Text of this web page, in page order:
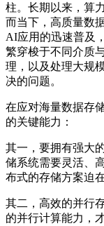
柱。 长期以来，算
而当下，高质量数
AI应用的迅速普及
繁穿梭于不同介质
理 ，以及处理大规
决的问题。
在应对海量数据存
的关键能力 ：
其一， 要拥有强大
储系统需要灵活、
布式的存储方案迫
其二， 高效的并行
的并行计算能力，